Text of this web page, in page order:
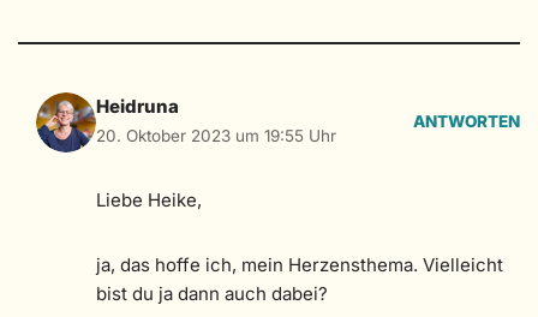
Heidruna
20. Oktober 2023 um 19:55 Uhr
ANTWORTEN
Liebe Heike,
ja, das hoffe ich, mein Herzensthema. Vielleicht
bist du ja dann auch dabei?